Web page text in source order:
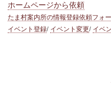
ホームページから依頼
たま村案内所の情報登録依頼フォ
イベント登録/ イベント変更/ イベ